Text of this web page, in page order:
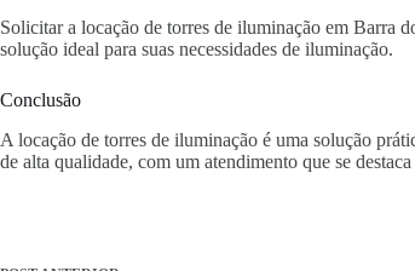
Solicitar a locação de torres de iluminação em Barra
solução ideal para suas necessidades de iluminação.
Conclusão
A locação de torres de iluminação é uma solução
de alta qualidade, com um atendimento que se